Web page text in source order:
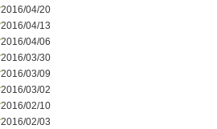
2016/04/20
2016/04/13
2016/04/06
2016/03/30
2016/03/09
2016/03/02
2016/02/10
2016/02/03